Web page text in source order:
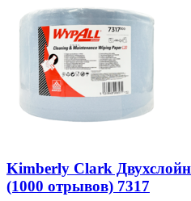
Kimberly Clark
(1000 отрывов) 7317